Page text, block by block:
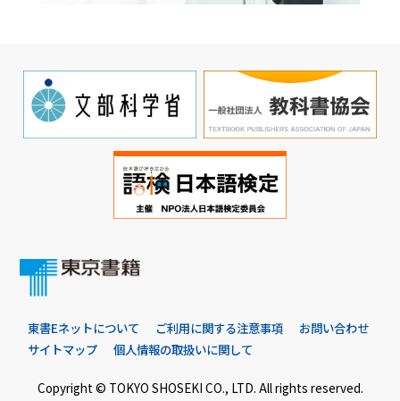
東書Eネットについて ご利用に関する注意事項
お問い合わせ
サイトマップ
個人情報の取扱いに関して
Copyright © TOKYO SHOSEKI CO., LTD. All rights reserved.